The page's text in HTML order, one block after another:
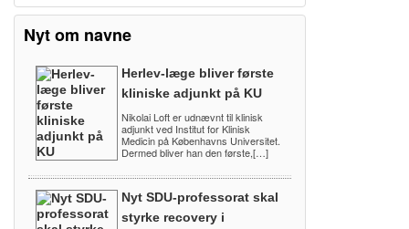
Nyt om navne
Herlev-læge bliver første
kliniske adjunkt på KU
Nikolai Loft er udnævnt til klinisk
adjunkt ved Institut for Klinisk
Medicin på Københavns Universitet.
Dermed bliver han den første,[…]
Nyt SDU-professorat skal
styrke recovery i